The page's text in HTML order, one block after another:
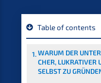
Table of contents
1.WARUM DER
CHER, LUKRA­TI­VER
SELBST ZU